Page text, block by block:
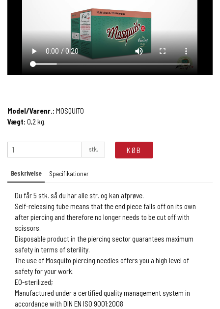
Model/Varenr.: MOSQUITO
Vægt: 0,2 kg.
stk. KØB
Beskrivelse Specifikationer
Du får 5 stk. så du har alle str. og kan afprøve.
Self-releasing tube means that the end piece falls off on its own
after piercing and therefore no longer needs to be cut off with
scissors.
Disposable product in the piercing sector guarantees maximum
safety in terms of sterility.
The use of Mosquito piercing needles offers you a high level of
safety for your work.
EO-sterilized;
Manufactured under a certified quality management system in
accordance with DIN EN ISO 9001:2008